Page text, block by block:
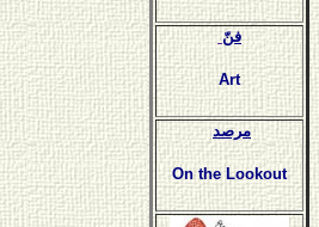
فنّ
Art
مرصد
On the Lookout